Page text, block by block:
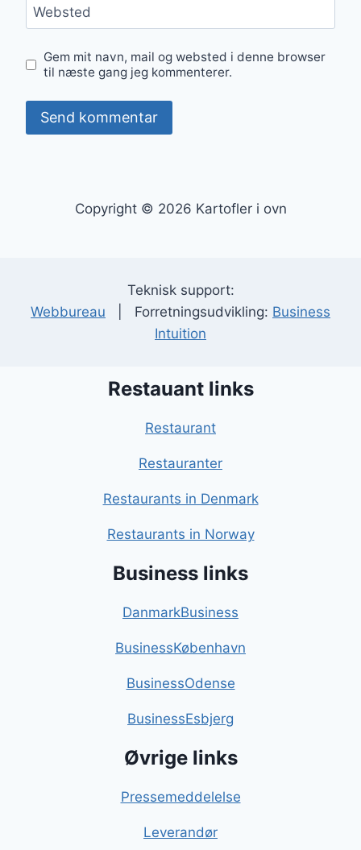
Websted
Gem mit navn, mail og websted i denne browser
til næste gang jeg kommenterer.
Copyright © 2026 Kartofler i ovn
Teknisk support:
Webbureau | Forretningsudvikling: Business
Intuition
Restauant links
Restaurant
Restauranter
Restaurants in Denmark
Restaurants in Norway
Business links
DanmarkBusiness
BusinessKøbenhavn
BusinessOdense
BusinessEsbjerg
Øvrige links
Pressemeddelelse
Leverandør